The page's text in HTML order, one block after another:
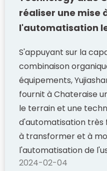
réaliser une mise
l'automatisation
S'appuyant sur la
combinaison
équipements,
fournit à Chateraise
le terrain et une
d'automatisation très
à transformer et à
l'automatisation de
2024-02-04